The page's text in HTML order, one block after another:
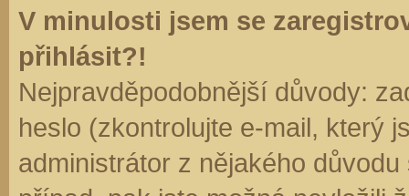
V minulosti jsem se
přihlásit?!
Nejpravděpodobnější důvody:
heslo (zkontrolujte e-mail, který
administrátor z nějakého